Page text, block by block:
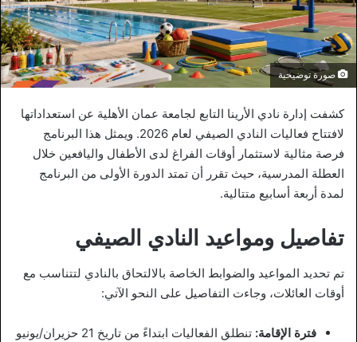
صورة توضيحية
كشفت إدارة نادي الأرينا التابع لجامعة عمان الأهلية عن استعداداتها
لافتتاح فعاليات النادي الصيفي لعام 2026. ويمثل هذا البرنامج
فرصة مثالية لاستثمار أوقات الفراغ لدى الأطفال واليافعين خلال
العطلة المدرسية، حيث تقرر أن تمتد الدورة الأولى من البرنامج
لمدة أربعة أسابيع متتالية.
تفاصيل ومواعيد النادي الصيفي
تم تحديد المواعيد والضوابط الخاصة بالالتحاق بالنادي لتتناسب مع
أوقات العائلات، وجاءت التفاصيل على النحو الآتي:
فترة الإقامة:
تنطلق الفعاليات ابتداءً من تاريخ 21 حزيران/يونيو